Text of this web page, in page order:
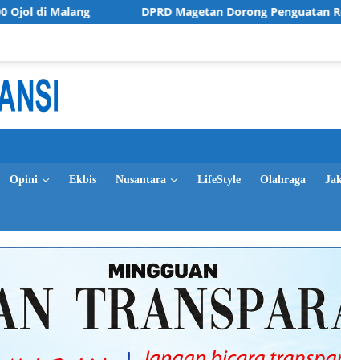
DPRD Magetan Dorong Penguatan Regulasi dan
Opini Ekbis Nusantara LifeStyle Olahraga